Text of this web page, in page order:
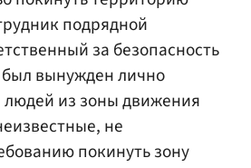
подрядной
за безопасность
был вынужден лично
людей из зоны движения
не
покинуть зону